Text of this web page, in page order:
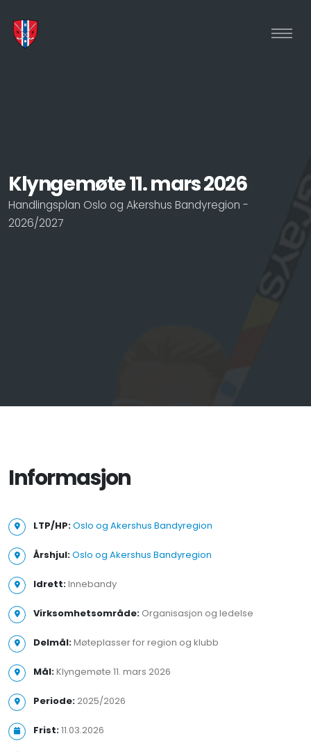
Klyngemøte 11. mars 2026
Handlingsplan Oslo og Akershus Bandyregion -
2026/2027
Informasjon
LTP/HP:Oslo og Akershus Bandyregion
Årshjul:Oslo og Akershus Bandyregion
Idrett:Innebandy
Virksomhetsområde: Organisasjon og ledelse
Delmål:Møteplasser for region og klubb
Mål:Klyngemøte 11. mars 2026
Periode:2025/2026
Frist:11.03.2026